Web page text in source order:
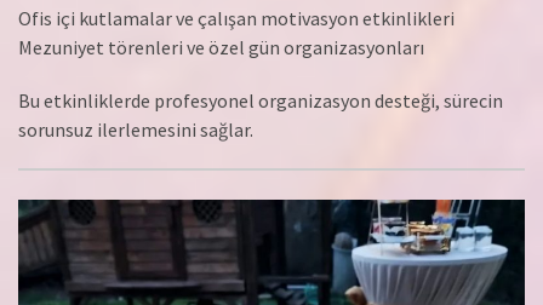
Ofis içi kutlamalar ve çalışan motivasyon etkinlikleri
Mezuniyet törenleri ve özel gün organizasyonları
Bu etkinliklerde profesyonel organizasyon desteği, sürecin
sorunsuz ilerlemesini sağlar.